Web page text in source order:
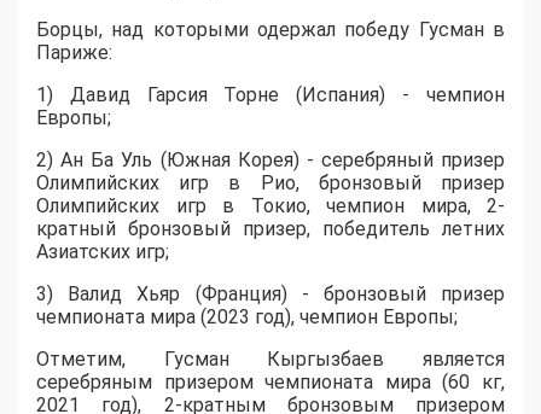
Борцы, над которыми одержал победу Гусман в
Париже:
1) Давид Гарсия Торне (Испания) - чемпион
Европы;
2) Ан Ба Уль (Южная Корея) - серебряный призер
Олимпийских игр в Рио, бронзовый призер
Олимпийских игр в Токио, чемпион мира, 2-
кратный бронзовый призер, победитель летних
Азиатских игр;
3) Валид Хьяр (Франция) - бронзовый призер
чемпионата мира (2023 год), чемпион Европы;
Отметим, Гусман Кыргызбаев является
серебряным призером чемпионата мира (60 кг,
2021 год), 2-кратным бронзовым призером